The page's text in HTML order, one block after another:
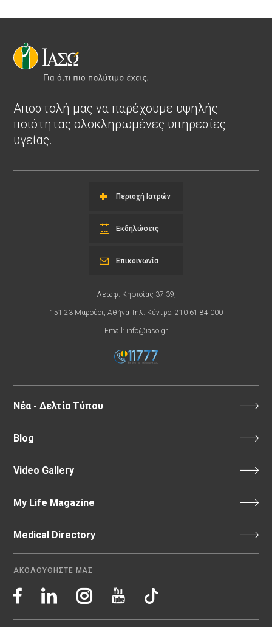
Αποστολή μας να παρέχουμε υψηλής
ποιότητας ολοκληρωμένες υπηρεσίες
υγείας.
Περιοχή Ιατρών
Εκδηλώσεις
Λεωφ. Κηφισίας 37-39,
151 23 Μαρούσι, Αθήνα Τηλ. Κέντρο: 210 61 84 000
Email: info@iaso.gr
Επικοινωνία
Νέα - Δελτία Τύπου
Blog
Video Gallery
My Life Magazine
Medical Directory
ΑΚΟΛΟΥΘΗΣΤΕ ΜΑΣ